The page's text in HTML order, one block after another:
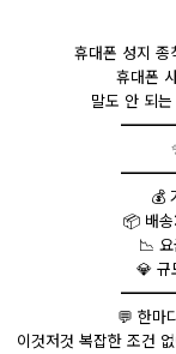
휴대폰 성지
휴대폰
말도 안 되
💰
📦 배
📉
💎규
💬 한마
이것저것 복잡한 조건